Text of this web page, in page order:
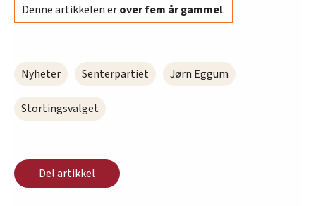
Denne artikkelen erover fem år gammel.
Nyheter Senterpartiet Jørn Eggum
Stortingsvalget
Del artikkel